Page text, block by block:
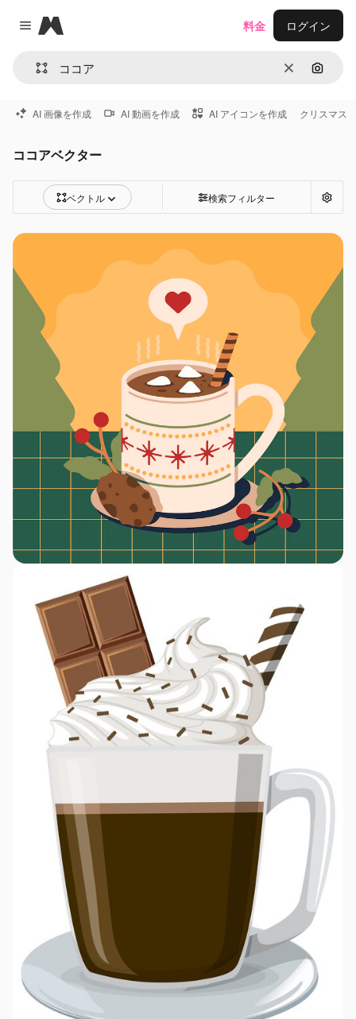
Close menu
Magnific
消去 画像で
料金 ログイン
AI 画像を作成 AI 動画を作成 AI アイコンを作成 クリスマス
ココアベクター
ベクトル 検索フィルター